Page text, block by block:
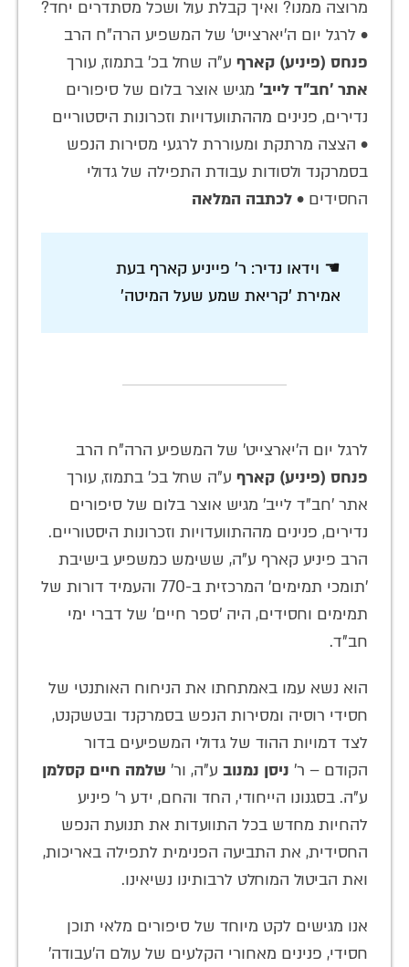
מרוצה ממנו? ואיך קבלת עול ושכל מסתדרים יחד?
• לרגל יום ה'יארצייט' של המשפיע הרה"ח הרב
פנחס (פיניע) קארף ע"ה שחל בכ' בתמוז, עורך
אתר 'חב"ד לייב' מגיש אוצר בלום של סיפורים
נדירים, פנינים מההתוועדויות וזכרונות היסטוריים
• הצצה מרתקת ומעוררת לרגעי מסירות הנפש
בסמרקנד ולסודות עבודת התפילה של גדולי
החסידים • לכתבה המלאה
☚ וידאו נדיר: ר' פייניע קארף בעת
אמירת 'קריאת שמע שעל המיטה'
לרגל יום ה'יארצייט' של המשפיע הרה"ח הרב
פנחס (פיניע) קארף ע"ה שחל בכ' בתמוז, עורך
אתר 'חב"ד לייב' מגיש אוצר בלום של סיפורים
נדירים, פנינים מההתוועדויות וזכרונות היסטוריים.
הרב פיניע קארף ע"ה, ששימש כמשפיע בישיבת
'תומכי תמימים' המרכזית ב-770 והעמיד דורות של
תמימים וחסידים, היה 'ספר חיים' של דברי ימי
חב"ד.
הוא נשא עמו באמתחתו את הניחוח האותנטי של
חסידי רוסיה ומסירות הנפש בסמרקנד ובטשקנט,
לצד דמויות ההוד של גדולי המשפיעים בדור
הקודם – ר' ניסן נמנוב ע"ה, ור' שלמה חיים קסלמן
ע"ה. בסגנונו הייחודי, החד והחם, ידע ר' פיניע
להחיות מחדש בכל התוועדות את תנועת הנפש
החסידית, את התביעה הפנימית לתפילה באריכות,
ואת הביטול המוחלט לרבותינו נשיאינו.
אנו מגישים לקט מיוחד של סיפורים מלאי תוכן
חסידי, פנינים מאחורי הקלעים של עולם ה'עבודה'